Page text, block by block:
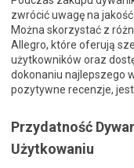
zwrócić uwagę na
Można skorzystać z
Allegro, które oferują
użytkowników oraz
dokonaniu najlepszego
pozytywne recenzje,
Przydatność
Użytkowaniu